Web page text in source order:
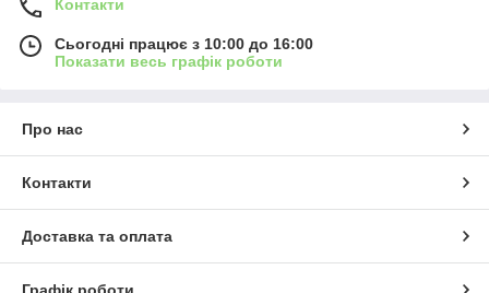
Контакти
Сьогодні працює з 10:00 до 16:00
Показати весь графік роботи
Про нас
Контакти
Доставка та оплата